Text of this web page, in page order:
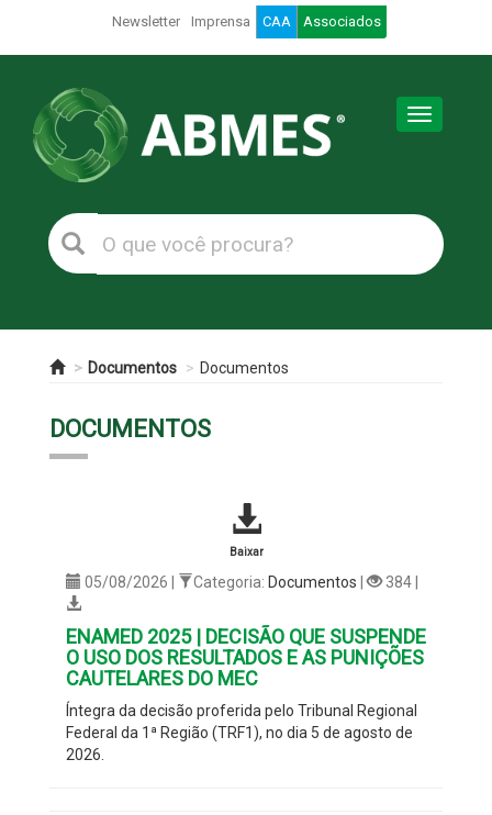
Newsletter Imprensa CAA Associados
Toggle
Documentos Documentos
DOCUMENTOS
Baixar
05/08/2026 | Categoria: Documentos | 384 |
ENAMED 2025 | DECISÃO QUE SUSPENDE
O USO DOS RESULTADOS E AS PUNIÇÕES
CAUTELARES DO MEC
Íntegra da decisão proferida pelo Tribunal Regional
Federal da 1ª Região (TRF1), no dia 5 de agosto de
2026.